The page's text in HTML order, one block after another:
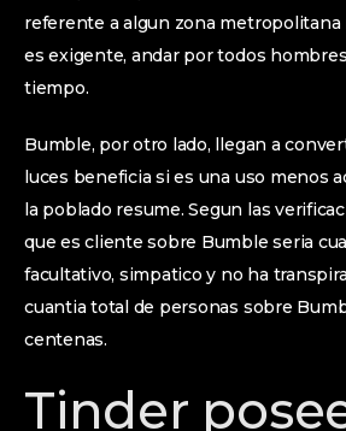
referente a algun zona metropolitana
es exigente, andar por todos
tiempo.
Bumble, por otro lado, llegan a
luces beneficia si es una uso menos
la poblado resume. Segun las
que es cliente sobre Bumble seri­a
facultativo, simpatico y no ha
cuantia total de personas sobre
centenas.
Tinder